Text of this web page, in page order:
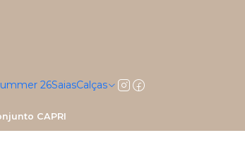
26SaiasCalças
CAPRI